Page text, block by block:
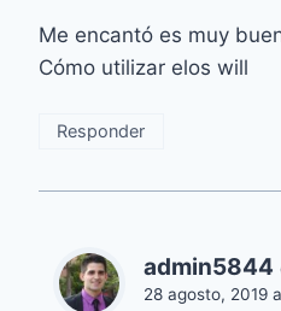
Me encantó es muy
Cómo utilizar elos will
Responder
admin5844
28 agosto, 2019